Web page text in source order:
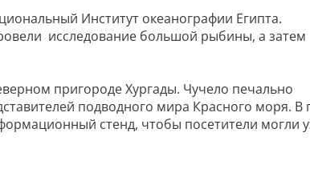
Институт океанографии Египта.
исследование большой рыбины, а затем
пригороде Хургады. Чучело печально
подводного мира Красного моря. В
стенд, чтобы посетители могли